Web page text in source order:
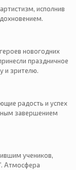
исполнив
новогодних
праздничное
и зрителю.
радость и успех
завершением
учеников,
Атмосфера